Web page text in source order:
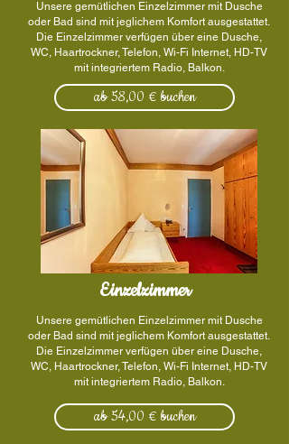
Unsere gemütlichen Einzelzimmer mit Dusche
oder Bad sind mit jeglichem Komfort ausgestattet.
Die Einzelzimmer verfügen über eine Dusche,
WC, Haartrockner, Telefon, Wi-Fi Internet, HD-TV
mit integriertem Radio, Balkon.
ab 58,00 € buchen
Einzelzimmer
Unsere gemütlichen Einzelzimmer mit Dusche
oder Bad sind mit jeglichem Komfort ausgestattet.
Die Einzelzimmer verfügen über eine Dusche,
WC, Haartrockner, Telefon, Wi-Fi Internet, HD-TV
mit integriertem Radio, Balkon.
ab 54,00 € buchen